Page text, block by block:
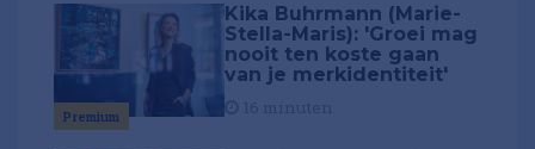
Premium
Kika Buhrmann (Marie-
Stella-Maris): 'Groei mag
nooit ten koste gaan
van je merkidentiteit'